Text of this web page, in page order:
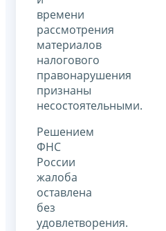
времени
рассмотрения
материалов
налогового
правонарушения
признаны
несостоятельными.
Решением
ФНС
России
жалоба
оставлена
без
удовлетворения.